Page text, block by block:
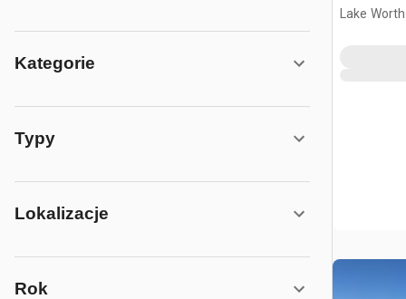
Kategorie
Typy
Lokalizacje
Rok
Lake